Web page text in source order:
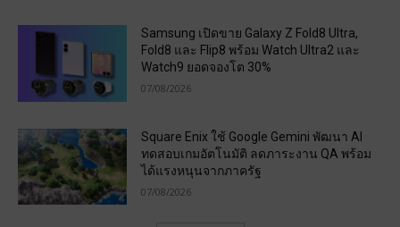
Samsung เปิดขาย Galaxy Z Fold8 Ultra,
Fold8 และ Flip8 พร้อม Watch Ultra2 และ
Watch9 ยอดจองโต 30%
07/08/2026
Square Enix ใช้ Google Gemini พัฒนา AI
ทดสอบเกมอัตโนมัติ ลดภาระงาน QA พร้อม
ได้แรงหนุนจากภาครัฐ
07/08/2026